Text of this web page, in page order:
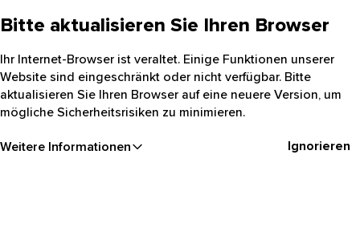
Bitte aktualisieren Sie Ihren Browser
Ihr Internet-Browser ist veraltet. Einige Funktionen unserer
Website sind eingeschränkt oder nicht verfügbar. Bitte
aktualisieren Sie Ihren Browser auf eine neuere Version, um
mögliche Sicherheitsrisiken zu minimieren.
Weitere Informationen Ignorieren